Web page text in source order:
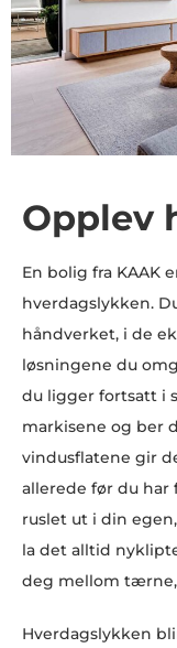
Opplev
En bolig fra KAAK
hverdagslykken.
håndverket, i de
løsningene du
du ligger fortsatt i
markisene og ber
vindusflatene gir
allerede før du
ruslet ut i din
la det alltid
deg mellom tærne,
Hverdagslykken